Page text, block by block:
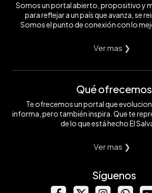
Somos un portal abierto, propositivo y
para reflejar a un país que avanza, se
Somos el punto de conexión con lo
Ver mas ❯
Qué ofrecemos
Te ofrecemos un portal que
informa, pero también inspira. Que te
de lo que está hecho El
Ver mas ❯
Síguenos